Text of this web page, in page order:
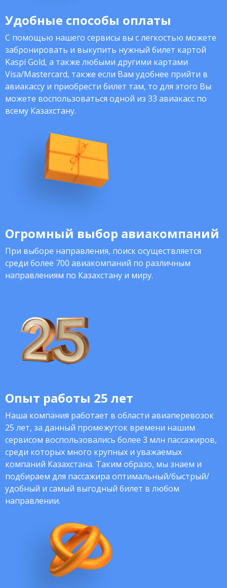
Удобные способы оплаты
С помощью нашего сервисы вы с легкостью можете
забронировать и выкупить нужный билет картой
Kaspi Gold, а также любыми другими картами
Visa/Mastercard, также если Вам удобнее прийти в
авиакассу и приобрести билет там, то для этого Вы
можете воспользоваться одной из 33 авиакасс по
всему Казахстану.
Огромный выбор авиакомпаний
При выборе направления, поиск осуществляется
среди более 700 авиакомпаний по различным
направлениям по Казахстану и миру.
Опыт работы 25 лет
Наша компания работает в области авиаперевозок
25 лет, за данный промежуток времени нашим
сервисом воспользовались более 3 млн пассажиров,
среди которых много крупных и уважаемых
компаний Казахстана. Таким образо, мы знаем и
подбираем для пассажира оптимальный/быстрый/
удобный и самый выгодный билет в любом
направлении.